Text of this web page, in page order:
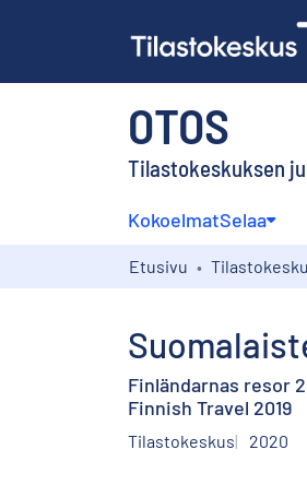
OTOS
Tilastokeskuksen
KokoelmatSelaa
Etusivu
Finländarnas resor
Finnish Travel 2019
Tilastokeskus 2020